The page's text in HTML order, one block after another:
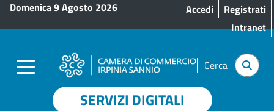
Salta al contenuto principale
Domenica 9 Agosto 2026 Menu profilo utente
Accedi
Registrati
Intranet
Cerca
SERVIZI DIGITALI